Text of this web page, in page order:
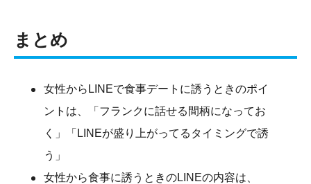
まとめ
女性からLINEで食事デートに誘うときのポイ
ントは、「フランクに話せる間柄になってお
く」「LINEが盛り上がってるタイミングで誘
う」
女性から食事に誘うときのLINEの内容は、